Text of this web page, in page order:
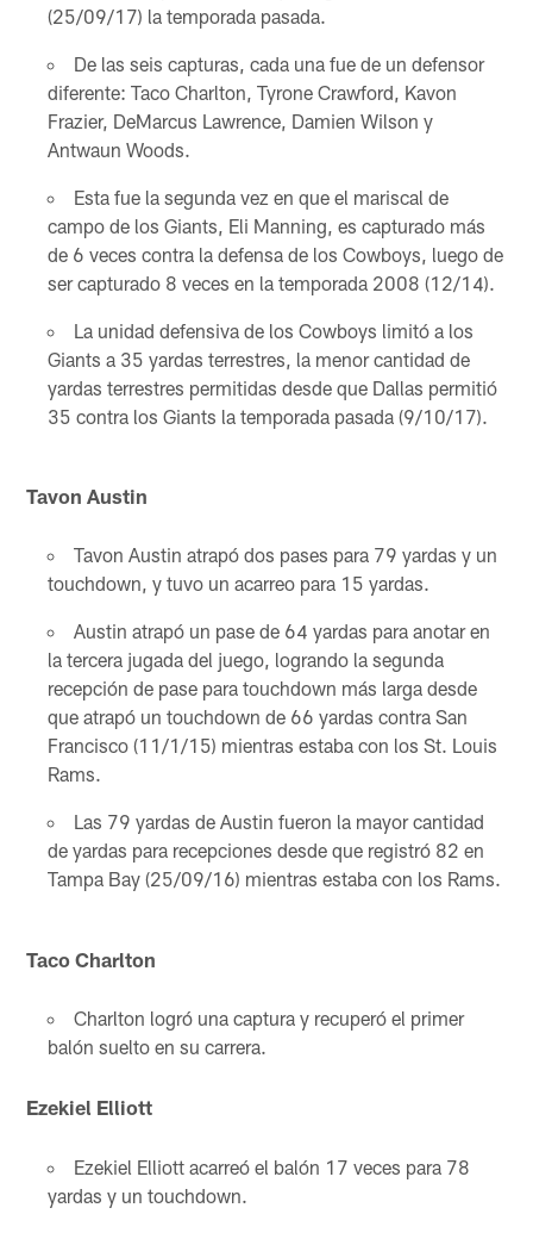
(25/09/17) la temporada pasada.
De las seis capturas, cada una fue de un defensor
diferente: Taco Charlton, Tyrone Crawford, Kavon
Frazier, DeMarcus Lawrence, Damien Wilson y
Antwaun Woods.
Esta fue la segunda vez en que el mariscal de
campo de los Giants, Eli Manning, es capturado más
de 6 veces contra la defensa de los Cowboys, luego de
ser capturado 8 veces en la temporada 2008 (12/14).
La unidad defensiva de los Cowboys limitó a los
Giants a 35 yardas terrestres, la menor cantidad de
yardas terrestres permitidas desde que Dallas permitió
35 contra los Giants la temporada pasada (9/10/17).
Tavon Austin
Tavon Austin atrapó dos pases para 79 yardas y un
touchdown, y tuvo un acarreo para 15 yardas.
Austin atrapó un pase de 64 yardas para anotar en
la tercera jugada del juego, logrando la segunda
recepción de pase para touchdown más larga desde
que atrapó un touchdown de 66 yardas contra San
Francisco (11/1/15) mientras estaba con los St. Louis
Rams.
Las 79 yardas de Austin fueron la mayor cantidad
de yardas para recepciones desde que registró 82 en
Tampa Bay (25/09/16) mientras estaba con los Rams.
Taco Charlton
Charlton logró una captura y recuperó el primer
balón suelto en su carrera.
Ezekiel Elliott
Ezekiel Elliott acarreó el balón 17 veces para 78
yardas y un touchdown.